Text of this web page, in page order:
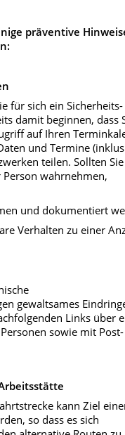
präventive
für sich ein
damit beginnen, dass
auf Ihren
und Termine
teilen. Sollten Sie
wahrnehmen,
und dokumentiert
Verhalten zu einer
gewaltsames
Links über
sowie mit
kann Ziel
so dass es sich